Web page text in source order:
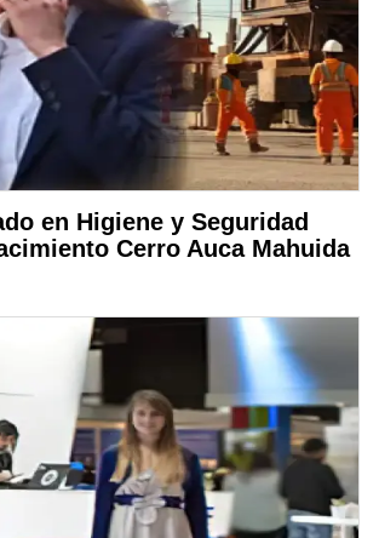
en Higiene y Seguridad
Cerro Auca Mahuida